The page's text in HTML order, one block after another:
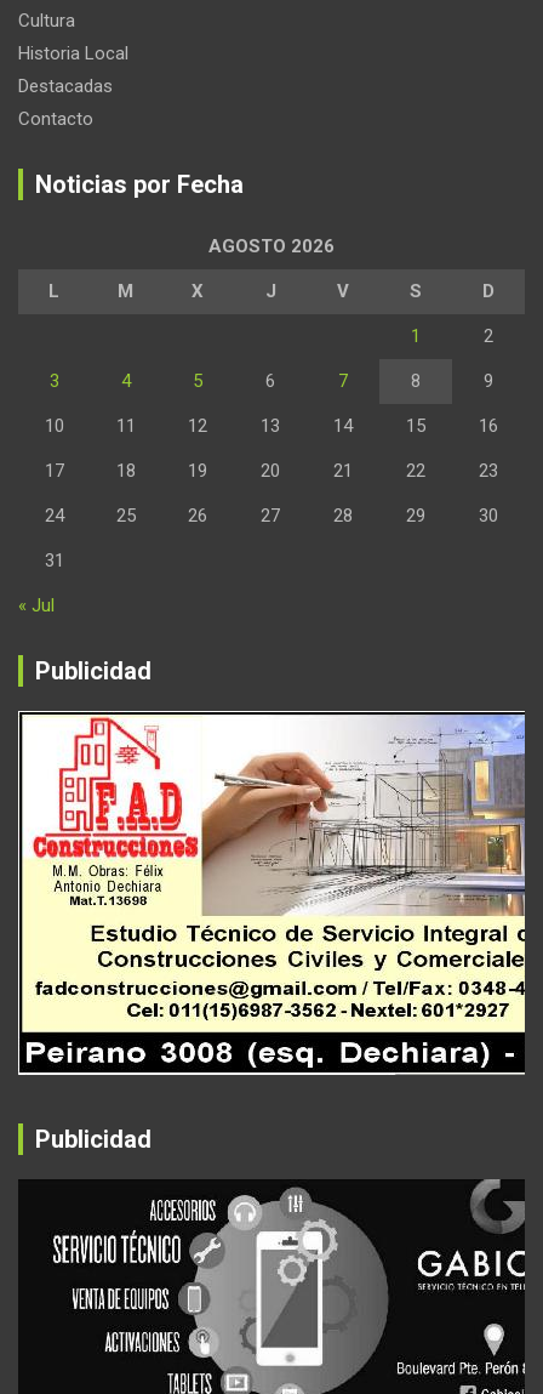
Cultura
Historia Local
Destacadas
Contacto
Noticias por Fecha
AGOSTO 2026
L M X J V S D
1 2
3 4 5 6 7 8 9
10 11 12 13 14 15 16
17 18 19 20 21 22 23
24 25 26 27 28 29 30
31
« Jul
Publicidad
Publicidad